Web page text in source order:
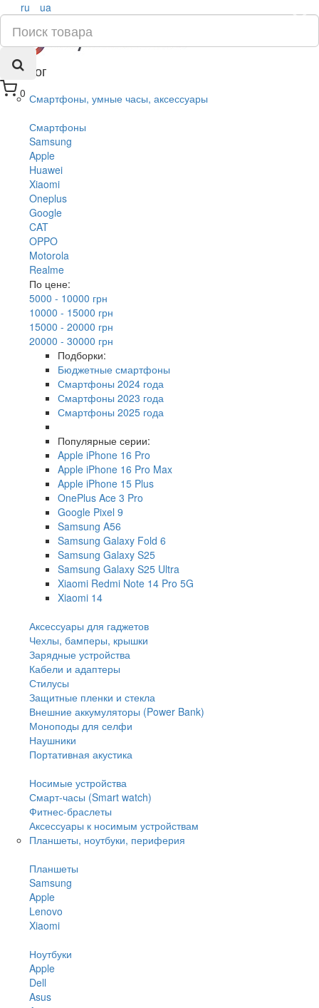
0
×
ru ua
Каталог
Смартфоны, умные часы, аксессуары
Смартфоны
Samsung
Apple
Huawei
Xiaomi
Oneplus
Google
CAT
OPPO
Motorola
Realme
По цене:
5000 - 10000 грн
10000 - 15000 грн
15000 - 20000 грн
20000 - 30000 грн
Подборки:
Бюджетные смартфоны
Смартфоны 2024 года
Смартфоны 2023 года
Смартфоны 2025 года
Популярные серии:
Apple iPhone 16 Pro
Apple iPhone 16 Pro Max
Apple iPhone 15 Plus
OnePlus Ace 3 Pro
Google Pixel 9
Samsung A56
Samsung Galaxy Fold 6
Samsung Galaxy S25
Samsung Galaxy S25 Ultra
Xiaomi Redmi Note 14 Pro 5G
Xiaomi 14
Аксессуары для гаджетов
Чехлы, бамперы, крышки
Зарядные устройства
Кабели и адаптеры
Стилусы
Защитные пленки и стекла
Внешние аккумуляторы (Power Bank)
Моноподы для селфи
Наушники
Портативная акустика
Носимые устройства
Смарт-часы (Smart watch)
Фитнес-браслеты
Аксессуары к носимым устройствам
Планшеты, ноутбуки, периферия
Планшеты
Samsung
Apple
Lenovo
Xiaomi
Ноутбуки
Apple
Dell
Asus